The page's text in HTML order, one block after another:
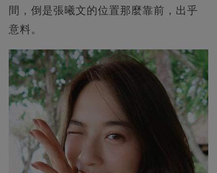
間，倒是張曦文的位置那麼靠前，出乎
意料。